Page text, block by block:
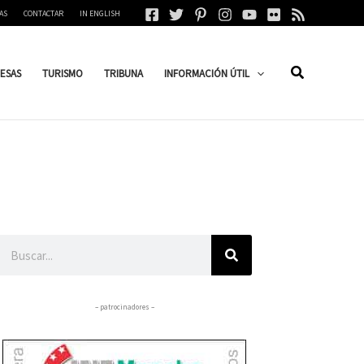
CONTACTAR IN ENGLISH
TURISMO TRIBUNA INFORMACIÓN ÚTIL
– patrocinadores –